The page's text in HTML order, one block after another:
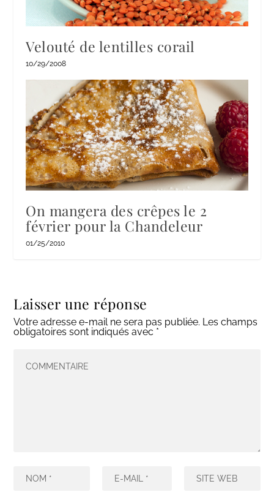
Velouté de lentilles corail
10/29/2008
On mangera des crêpes le 2
février pour la Chandeleur
01/25/2010
Laisser une réponse
Votre adresse e-mail ne sera pas publiée. Les champs
obligatoires sont indiqués avec *